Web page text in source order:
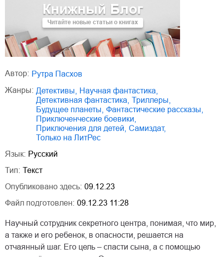
Книжный Блог
Читайте новые статьи о книгах
Автор:
Рутра Пасхов
Жанры:
детективы научная фантастика
детективная фантастика
триллеры
будущее планеты
фантастические рассказы
приключенческие боевики
приключения для детей
Самиздат,
только на ЛитРес
Язык: Русский
Тип: Текст
Опубликовано здесь: 09.12.23
Файл подготовлен: 09.12.23 11:28
Научный сотрудник секретного центра, понимая, что мир,
а также и его ребенок, в опасности, решается на
отчаянный шаг. Его цель – спасти сына, а с помощью